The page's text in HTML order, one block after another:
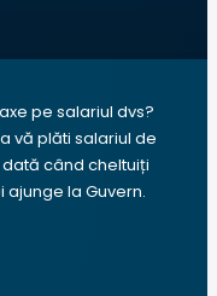
pe salariul dvs?
vă plăti salariul de
când cheltuiți
ajunge la Guvern.